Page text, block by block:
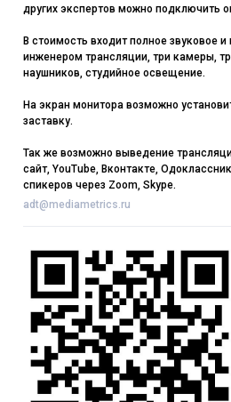
других экспертов можно подключить
В стоимость входит полное звуковое
инженером трансляции, три камеры,
наушников, студийное освещение.
На экран монитора возможно
заставку.
Так же возможно выведение
сайт, YouTube, Вконтакте,
спикеров через Zoom, Skype.
adt@mediametrics.ru